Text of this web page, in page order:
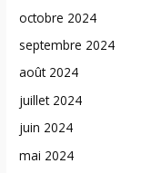
octobre 2024
septembre 2024
août 2024
juillet 2024
juin 2024
mai 2024